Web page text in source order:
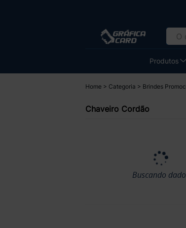
Produtos
Home Categoria Brindes
Chaveiro Cordão
Buscando